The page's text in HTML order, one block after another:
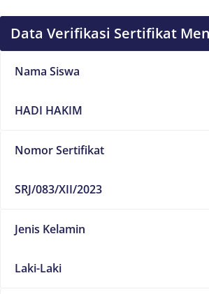
Data Verifikasi Sertifikat
Nama Siswa
HADI HAKIM
Nomor Sertifikat
SRJ/083/XII/2023
Jenis Kelamin
Laki-Laki